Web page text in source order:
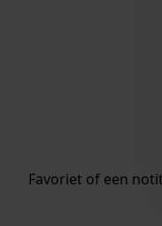
Favoriet of een